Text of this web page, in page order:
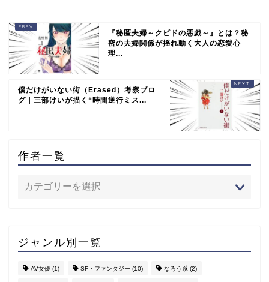
『秘匿夫婦～クピドの悪戯～』とは？秘
密の夫婦関係が揺れ動く大人の恋愛心
理...
僕だけがいない街（Erased）考察ブロ
グ｜三部けいが描く“時間逆行ミス...
作者一覧
ジャンル別一覧
AV女優 (1) SF・ファンタジー (10) なろう系 (2)